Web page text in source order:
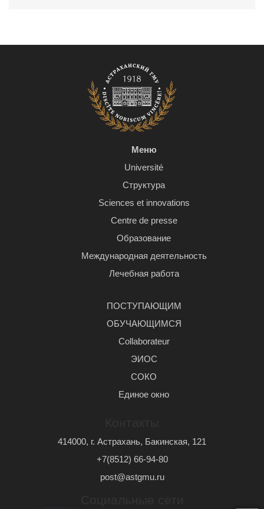
Меню
Université
Структура
Sciences et innovations
Centre de presse
Образование
Международная деятельность
Лечебная работа
ПОСТУПАЮЩИМ
ОБУЧАЮЩИМСЯ
Сollaborateur
ЭИОС
СОКО
Единое окно
414000, г. Астрахань, Бакинская, 121
+7(8512) 66-94-80
post@astgmu.ru